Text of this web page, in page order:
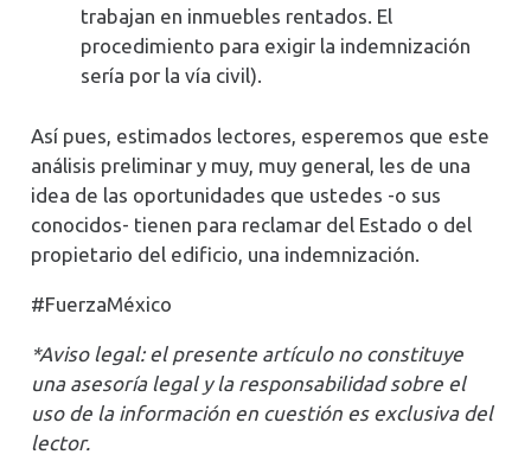
trabajan en inmuebles rentados. El
procedimiento para exigir la indemnización
sería por la vía civil).
Así pues, estimados lectores, esperemos que este
análisis preliminar y muy, muy general, les de una
idea de las oportunidades que ustedes -o sus
conocidos- tienen para reclamar del Estado o del
propietario del edificio, una indemnización.
#FuerzaMéxico
*Aviso legal: el presente artículo no constituye
una asesoría legal y la responsabilidad sobre el
uso de la información en cuestión es exclusiva del
lector.